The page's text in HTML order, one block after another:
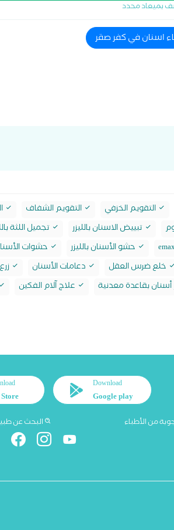
بميعاد محدد
اسنان في كفر صقر
التقويم الخزفي التقويم الشفاف
تبييض الاسنان بالليزر تجميل اللثة
حشو الأسنان بالليزر حشوات
خلع ضرس العقل دعامات الأسنان
بقاعدة معدنية علاج آلام الفكين
Download
Google play
من الأطباء البحث عن